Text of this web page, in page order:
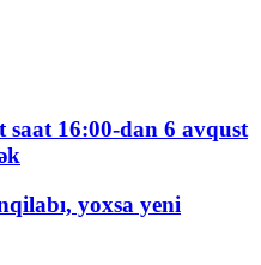
saat 16:00-dan 6 avqust
yoxsa yeni